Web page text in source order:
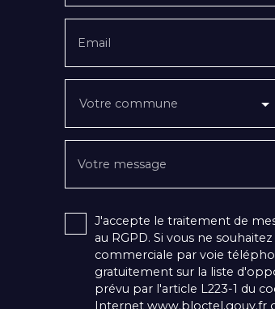
Email
Votre commune
Votre message
J'accepte le traitement de
au RGPD. Si vous ne
commerciale par voie
gratuitement sur la liste
prévu par l'article L223-1 du